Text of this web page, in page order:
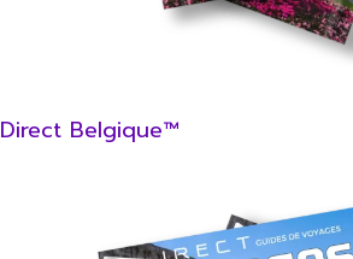
Direct Belgique™